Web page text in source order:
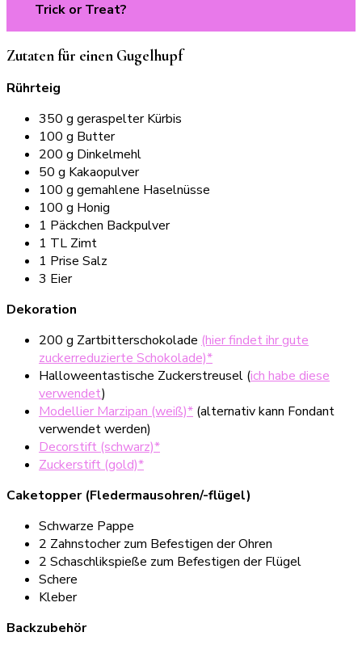
Trick or Treat?
Zutaten für einen Gugelhupf
Rührteig
350 g geraspelter Kürbis
100 g Butter
200 g Dinkelmehl
50 g Kakaopulver
100 g gemahlene Haselnüsse
100 g Honig
1 Päckchen Backpulver
1 TL Zimt
1 Prise Salz
3 Eier
Dekoration
200 g Zartbitterschokolade (hier findet ihr gute
zuckerreduzierte Schokolade)*
Halloweentastische Zuckerstreusel (ich habe diese
verwendet)
Modellier Marzipan (weiß)* (alternativ kann Fondant
verwendet werden)
Decorstift (schwarz)*
Zuckerstift (gold)*
Caketopper (Fledermausohren/-flügel)
Schwarze Pappe
2 Zahnstocher zum Befestigen der Ohren
2 Schaschlikspieße zum Befestigen der Flügel
Schere
Kleber
Backzubehör